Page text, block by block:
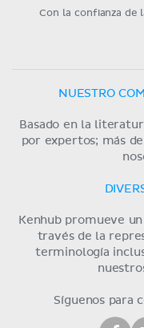
Con la confianza de
NUESTRO
Basado en la
por expertos; más
Kenhub promueve
través de la
terminología
Síguenos para